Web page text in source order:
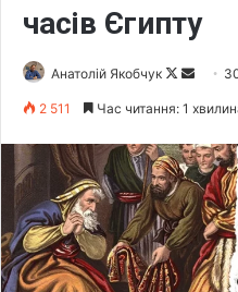
часів Єгипту
Анатолій Якобчук
F
o
l
o
w
o
n
X
d
a
n
m
a
2 511 Час читання: 1